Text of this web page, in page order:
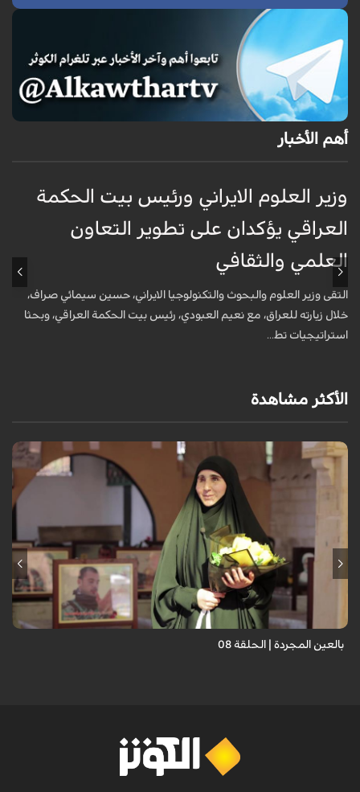
أهم الأخبار
وزير العلوم الايراني ورئيس بيت الحكمة
العراقي يؤكدان على تطوير التعاون
العلمي والثقافي
التقى وزير العلوم والبحوث والتكنولوجيا الايراني، حسين سيمائي صراف،
خلال زيارته للعراق، مع نعيم العبودي، رئيس بيت الحكمة العراقي، وبحثا
استراتيجيات تط...
الأكثر مشاهدة
برنامج "بالعين المجردة" هو توثيق إنسانيٌّ شجاعٌ للحياة تحت وطأة الحرب،
حيث نستمع فيه إلى شهاداتٍ حيّةٍ لأشخاص عايشوا التفجيرات والدمار، فنرى
بعيونهم ت...
بالعين المجردة | الحلقة 08